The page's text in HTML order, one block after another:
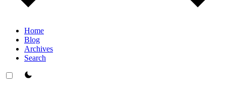
Home
Blog
Archives
Search
theme switcher